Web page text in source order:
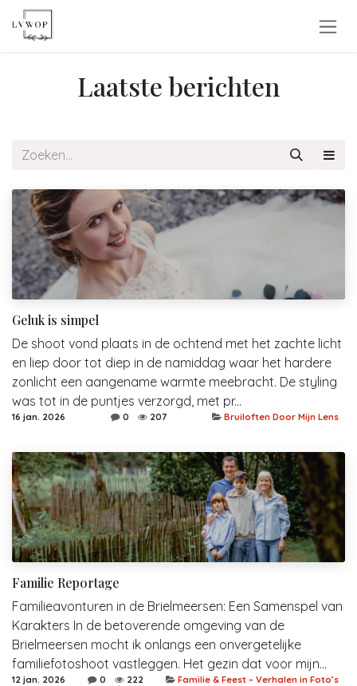
Overslaan naar inhoud
Laatste berichten
Geluk is simpel
De shoot vond plaats in de ochtend met het zachte licht
en liep door tot diep in de namiddag waar het hardere
zonlicht een aangename warmte meebracht. De styling
was tot in de puntjes verzorgd, met pr...
16 jan. 2026 0 207 Bruiloften Door Mijn Lens
Familie Reportage
Familieavonturen in de Brielmeersen: Een Samenspel van
Karakters In de betoverende omgeving van de
Brielmeersen mocht ik onlangs een onvergetelijke
familiefotoshoot vastleggen. Het gezin dat voor mijn...
12 jan. 2026 0 222 Familie & Feest – Verhalen in Foto’s